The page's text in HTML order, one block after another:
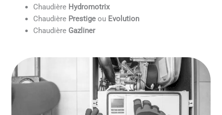
Chaudière Hydromotrix
Chaudière Prestige ou Evolution
Chaudière Gazliner